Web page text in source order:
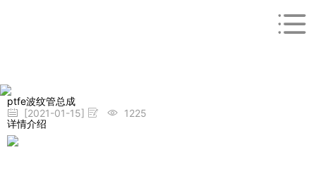
ptfe波纹管总成
[2021-01-15]
1225
详情介绍